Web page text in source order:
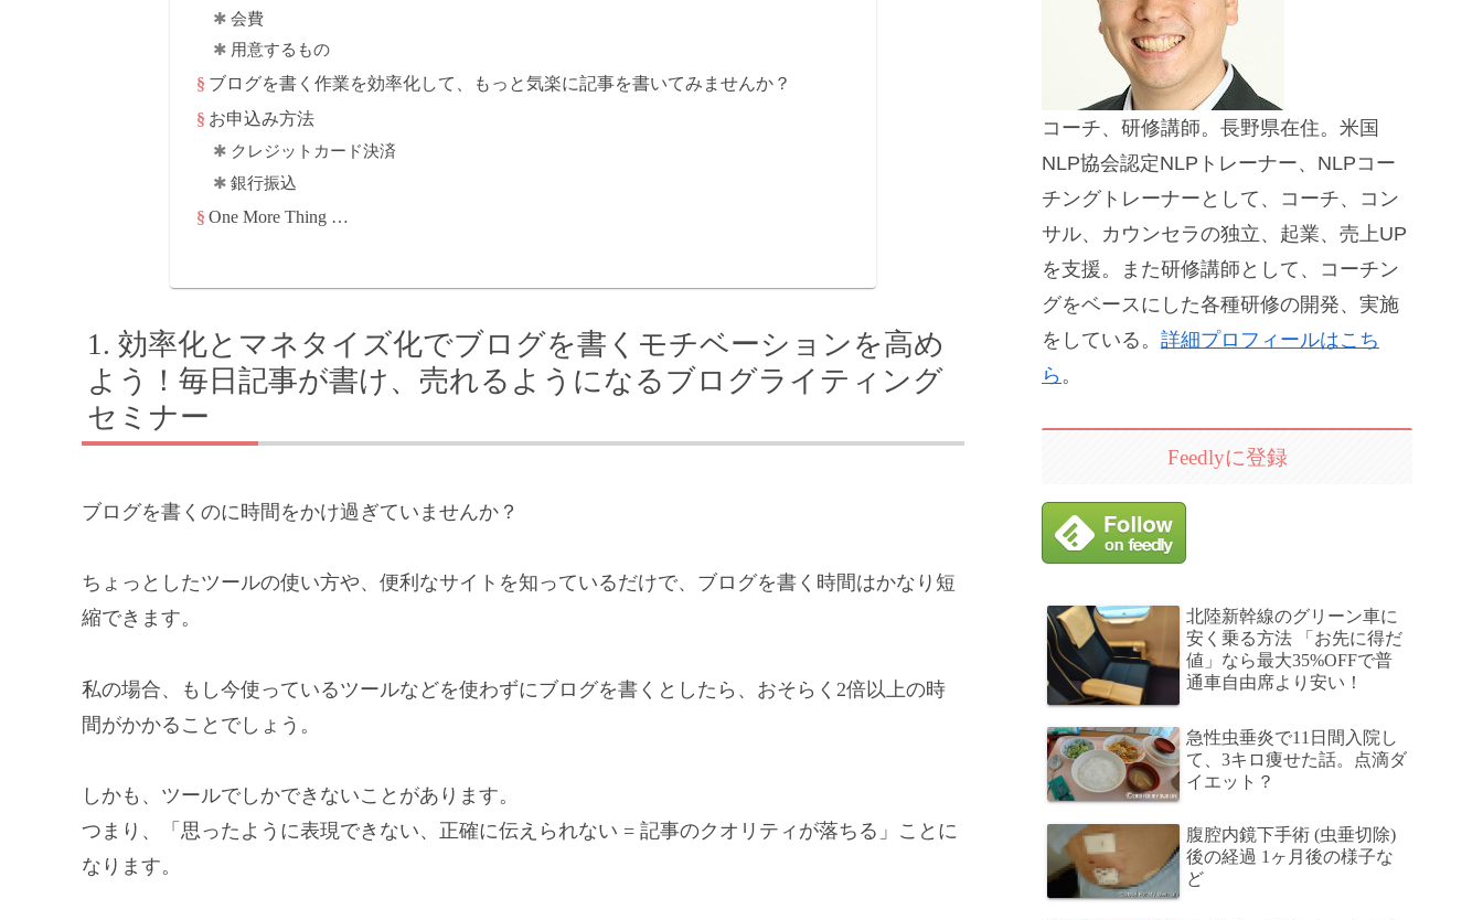
会費
用意するもの
ブログを書く作業を効率化して、もっと気楽に記事を書いてみませんか？
お申込み方法
クレジットカード決済
銀行振込
One More Thing …
効率化とマネタイズ化でブログを書くモチベーションを高め
よう！毎日記事が書け、売れるようになるブログライティング
セミナー
ブログを書くのに時間をかけ過ぎていませんか？
ちょっとしたツールの使い方や、便利なサイトを知っているだけで、ブログを書く時間はかなり短
縮できます。
私の場合、もし今使っているツールなどを使わずにブログを書くとしたら、おそらく2倍以上の時
間がかかることでしょう。
しかも、ツールでしかできないことがあります。
つまり、「思ったように表現できない、正確に伝えられない = 記事のクオリティが落ちる」ことに
なります。
コーチ、研修講師。長野県在住。米国
NLP協会認定NLPトレーナー、NLPコー
チングトレーナーとして、コーチ、コン
サル、カウンセラの独立、起業、売上UP
を支援。また研修講師として、コーチン
グをベースにした各種研修の開発、実施
をしている。 詳細プロフィールはこち
ら 。
Feedlyに登録
北陸新幹線のグリーン車に
安く乗る方法 「お先に得だ
値」なら最大35%OFFで普
通車自由席より安い！
急性虫垂炎で11日間入院し
て、3キロ痩せた話。点滴ダ
イエット？
腹腔内鏡下手術 (虫垂切除)
後の経過 1ヶ月後の様子な
ど